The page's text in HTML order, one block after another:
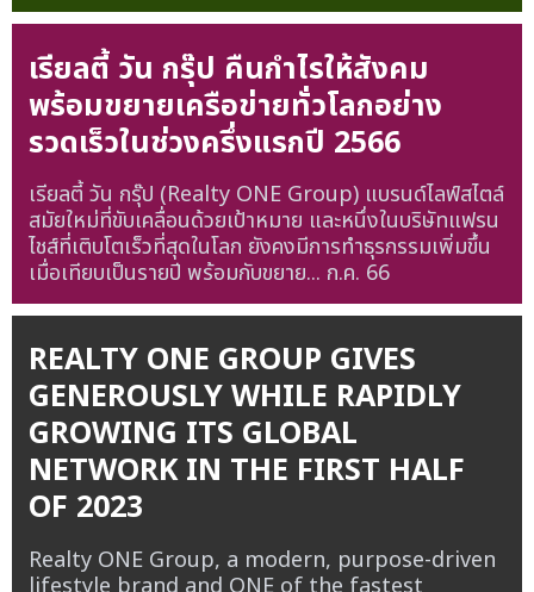
เรียลตี้ วัน กรุ๊ป คืนกำไรให้สังคม
พร้อมขยายเครือข่ายทั่วโลกอย่าง
รวดเร็วในช่วงครึ่งแรกปี 2566
เรียลตี้ วัน กรุ๊ป (Realty ONE Group) แบรนด์ไลฟ์สไตล์
สมัยใหม่ที่ขับเคลื่อนด้วยเป้าหมาย และหนึ่งในบริษัทแฟรน
ไชส์ที่เติบโตเร็วที่สุดในโลก ยังคงมีการทำธุรกรรมเพิ่มขึ้น
เมื่อเทียบเป็นรายปี พร้อมกับขยาย... ก.ค. 66
REALTY ONE GROUP GIVES
GENEROUSLY WHILE RAPIDLY
GROWING ITS GLOBAL
NETWORK IN THE FIRST HALF
OF 2023
Realty ONE Group, a modern, purpose-driven